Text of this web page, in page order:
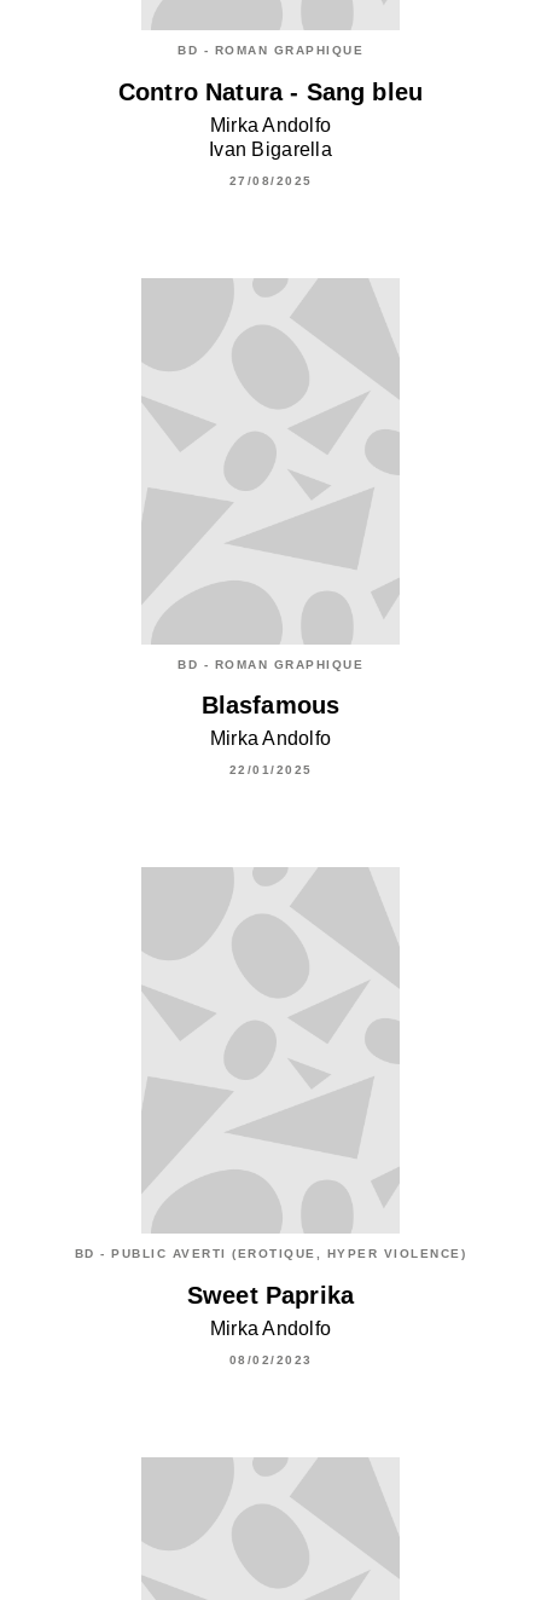
BD - ROMAN GRAPHIQUE
Contro Natura - Sang bleu
Mirka Andolfo
Ivan Bigarella
27/08/2025
BD - ROMAN GRAPHIQUE
Blasfamous
Mirka Andolfo
22/01/2025
BD - PUBLIC AVERTI (EROTIQUE, HYPER VIOLENCE)
Sweet Paprika
Mirka Andolfo
08/02/2023